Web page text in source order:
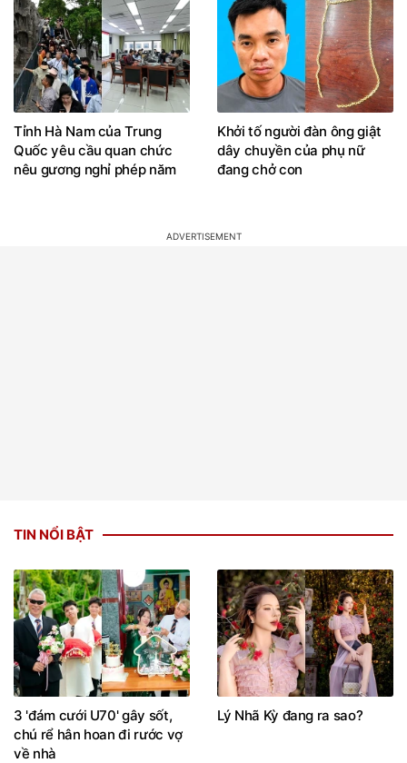
Tỉnh Hà Nam của Trung
Quốc yêu cầu quan chức
nêu gương nghỉ phép năm
Khởi tố người đàn ông giật
dây chuyền của phụ nữ
đang chở con
TIN NỔI BẬT
3 'đám cưới U70' gây sốt,
chú rể hân hoan đi rước vợ
về nhà
Lý Nhã Kỳ đang ra sao?